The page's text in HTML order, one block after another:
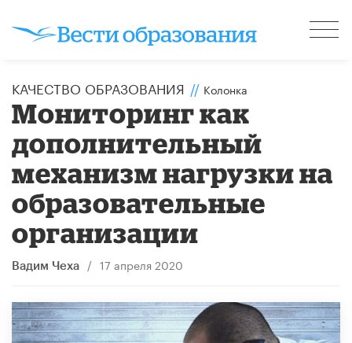
КАЧЕСТВО ОБРАЗОВАНИЯ // Колонка
Мониторинг как
дополнительный
механизм нагрузки на
образовательные
организации
Вадим Чеха / 17 апреля 2020